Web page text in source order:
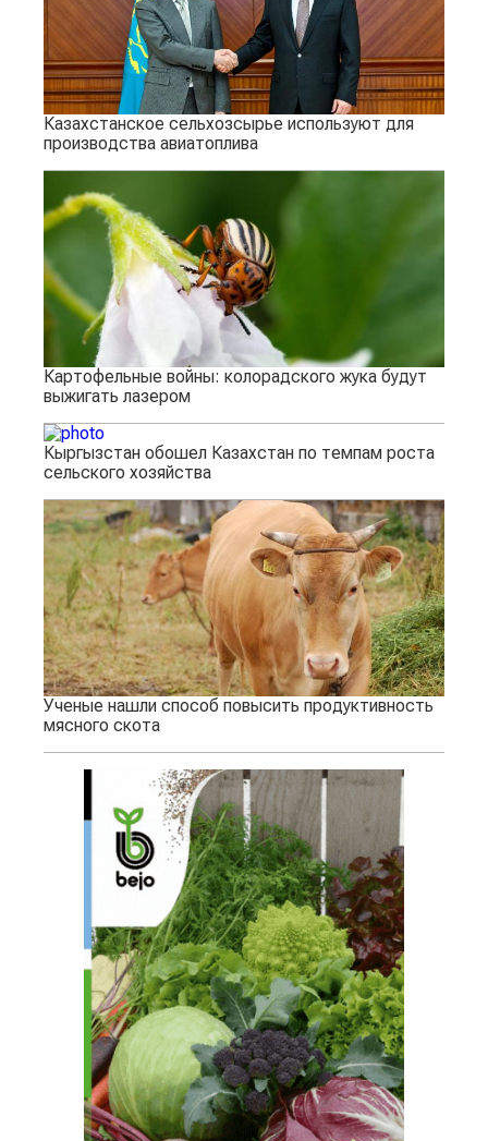
Казахстанское сельхозсырье используют для
производства авиатоплива
Картофельные войны: колорадского жука будут
выжигать лазером
Кыргызстан обошел Казахстан по темпам роста
сельского хозяйства
Ученые нашли способ повысить продуктивность
мясного скота